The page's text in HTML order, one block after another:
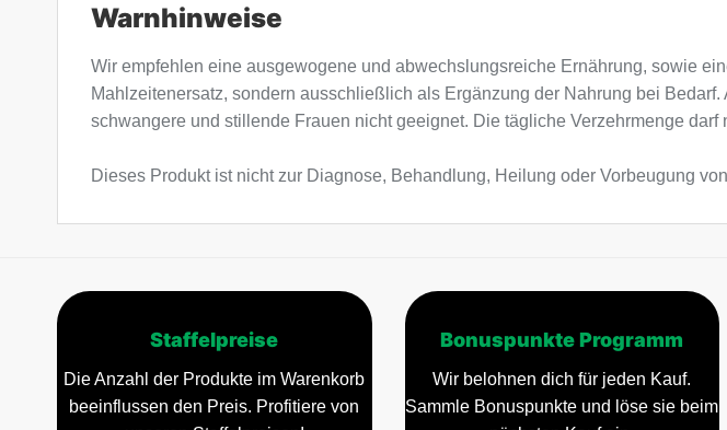
Warnhinweise
Wir empfehlen eine ausgewogene und abwechslungsreiche Ernährung, sowie
Mahlzeitenersatz, sondern ausschließlich als Ergänzung der Nahrung bei
schwangere und stillende Frauen nicht geeignet. Die tägliche Verzehrmenge darf
Dieses Produkt ist nicht zur Diagnose, Behandlung, Heilung oder Vorbeugung
Staffelpreise
Die Anzahl der Produkte im Warenkorb
beeinflussen den Preis. Profitiere von
Bonuspunkte Programm
Wir belohnen dich für jeden Kauf.
Sammle Bonuspunkte und löse sie beim